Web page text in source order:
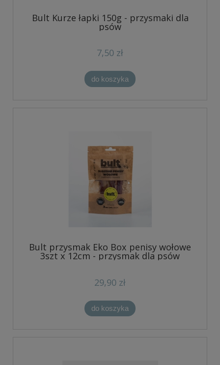
Bult Kurze łapki 150g - przysmaki dla
psów
7,50 zł
do koszyka
Bult przysmak Eko Box penisy wołowe
3szt x 12cm - przysmak dla psów
29,90 zł
do koszyka